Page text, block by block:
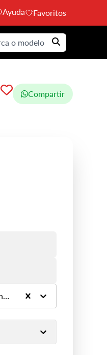
Ayuda Favoritos
Compartir
¿Por qué medio te enteraste de la marca? *